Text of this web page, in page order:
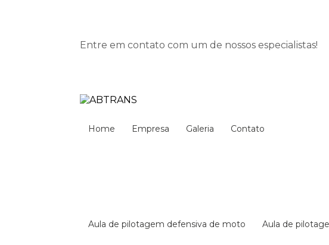
Entre em contato com um de nossos especialistas!
Home Empresa Galeria Contato
aula de pilotagem defensiva de moto aula de